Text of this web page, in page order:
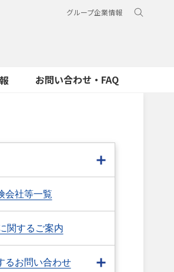
グループ企業情報
お問い合わせ・FAQ
会社等一覧
関するご案内
るお問い合わせ